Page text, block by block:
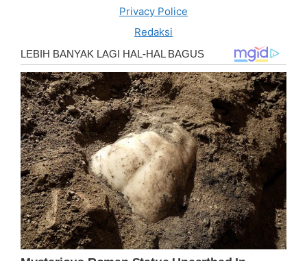
Privacy Police
Redaksi